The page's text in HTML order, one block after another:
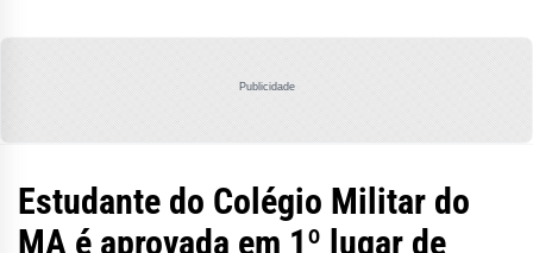
Publicidade
Estudante do Colégio Militar do
MA é aprovada em 1º lugar de